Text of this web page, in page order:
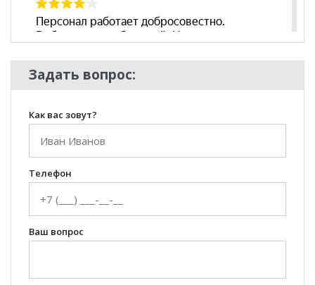
Задать вопрос:
Как вас зовут?
Телефон
Ваш вопрос